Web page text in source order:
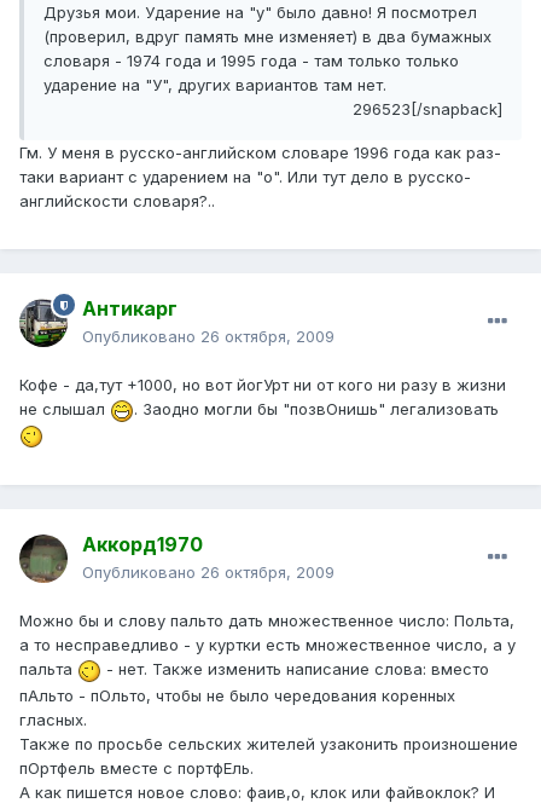
Друзья мои. Ударение на "у" было давно! Я посмотрел
(проверил, вдруг память мне изменяет) в два бумажных
словаря - 1974 года и 1995 года - там только только
ударение на "У", других вариантов там нет.
296523[/snapback]
Гм. У меня в русско-английском словаре 1996 года как раз-
таки вариант с ударением на "о". Или тут дело в русско-
английскости словаря?..
Антикарг
Опубликовано 26 октября, 2009
Кофе - да,тут +1000, но вот йогУрт ни от кого ни разу в жизни
не слышал
. Заодно могли бы "позвОнишь" легализовать
Аккорд1970
Опубликовано 26 октября, 2009
Можно бы и слову пальто дать множественное число: Польта,
а то несправедливо - у куртки есть множественное число, а у
пальта
- нет. Также изменить написание слова: вместо
пАльто - пОльто, чтобы не было чередования коренных
гласных.
Также по просьбе сельских жителей узаконить произношение
пОртфель вместе с портфЕль.
А как пишется новое слово: фаив,о, клок или файвоклок? И